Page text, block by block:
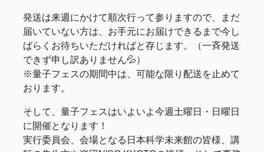
発送は来週にかけて順次行って参りますので、まだ
届いていない方は、お手元にお届けできるまで今し
ばらくお待ちいただければと存じます。（一斉発送
できず申し訳ありません💦）
※量子フェスの期間中は、可能な限り配送を止めて
おります。
そして、量子フェスはいよいよ今週土曜日・日曜日
に開催となります！
実行委員会、会場となる日本科学未来館の皆様、講